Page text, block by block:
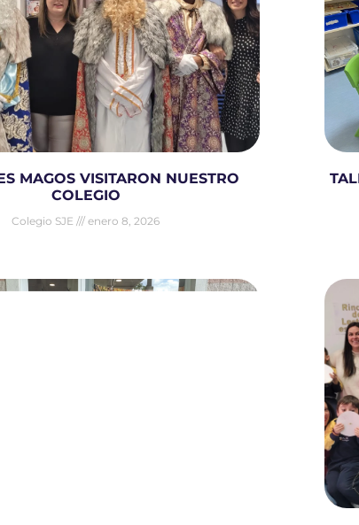
MAGOS VISITARON NUESTRO
COLEGIO
Colegio SJE enero 8, 2026